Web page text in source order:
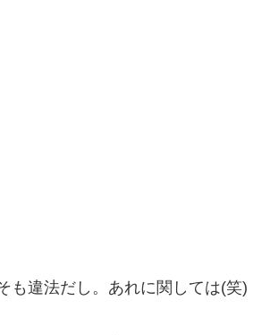
も違法だし。あれに関しては(笑)